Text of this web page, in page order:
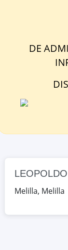
Melilla,
DE
Melilla, Melilla